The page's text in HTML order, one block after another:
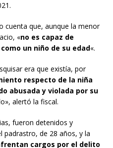
cuenta que, aunque la menor
«no es capaz de
un niño de su edad«.
era que existía, por
respecto de la niña
abusada y violada por su
alertó la fiscal.
fueron detenidos y
de 28 años, y la
cargos por el delito